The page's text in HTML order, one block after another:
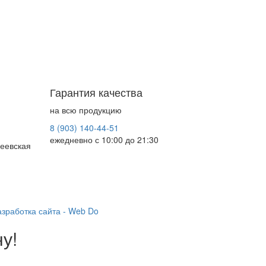
Гарантия качества
на всю продукцию
8 (903) 140-44-51
ежедневно с 10:00 до 21:30
сайта - Web Do